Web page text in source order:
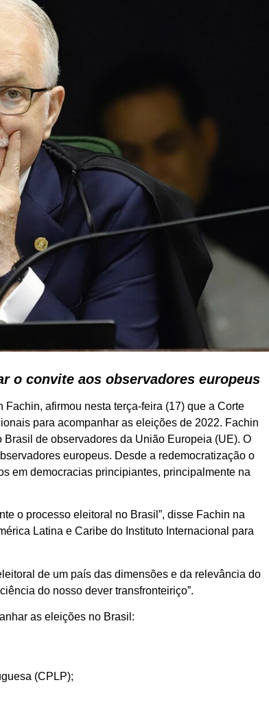
o convite aos observadores europeus
afirmou nesta terça-feira (17) que a Corte
para acompanhar as eleições de 2022. Fachin
de observadores da União Europeia (UE). O
europeus. Desde a redemocratização o
em democracias principiantes, principalmente na
o processo eleitoral no Brasil”, disse Fachin na
Latina e Caribe do Instituto Internacional para
de um país das dimensões e da relevância do
do nosso dever transfronteiriço”.
as eleições no Brasil:
(CPLP);